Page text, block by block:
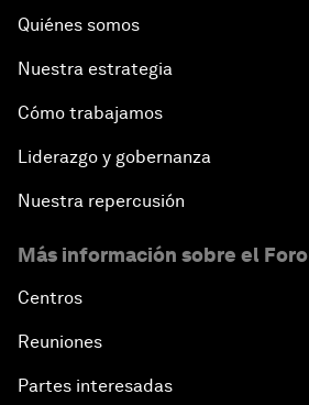
Quiénes somos
Nuestra estrategia
Cómo trabajamos
Liderazgo y gobernanza
Nuestra repercusión
Más información sobre el Foro
Centros
Reuniones
Partes interesadas